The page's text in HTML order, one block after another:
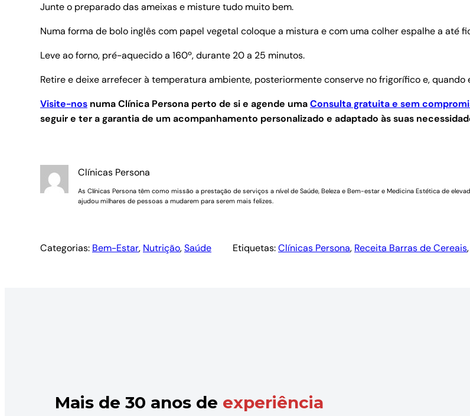
Junte o preparado das ameixas e misture tudo muito bem.
Numa forma de bolo inglês com papel vegetal coloque a mistura e com uma colher espalhe a até
Leve ao forno, pré-aquecido a 160º, durante 20 a 25 minutos.
Retire e deixe arrefecer à temperatura ambiente, posteriormente conserve no frigorífico e,
Visite-nos numa Clínica Persona perto de si e agende umaConsulta gratuita e sem
seguir e ter a garantia de um acompanhamento personalizado e adaptado às suas
Clínicas Persona
As Clínicas Persona têm como missão a prestação de serviços a nível de Saúde, Beleza e Bem-estar e Medicina Estética de
ajudou milhares de pessoas a mudarem para serem mais felizes.
Categorias: Bem-Estar, Nutrição, Saúde Etiquetas:Clínicas Persona, Receita Barras de Cereais,
Mais de 30 anos de experiência